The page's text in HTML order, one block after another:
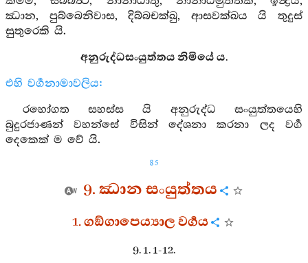
ඣාන, පුබ්බෙනිවාස, දිබ්බචක්ඛු, ආසවක්ඛය යි තුදුස්
සුතුරෙකි යි.
අනුරුද්ධසංයුත්තය නිමියේ ය.
එහි වර්‍ගනාමාවලිය:
රහෝගත සහස්ස යි අනුරුද්ධ සංයුත්තයෙහි
බුදුරජාණන් වහන්සේ විසින් දේශනා කරනා ලද වර්‍ග
දෙකෙක් ම වේ යි.
85
9. ඣාන සංයුත්තය
1. ගඞ්ගාපෙය්‍යාල වර්‍ගය
9. 1. 1-12.